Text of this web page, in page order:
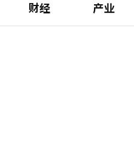
财经 产业